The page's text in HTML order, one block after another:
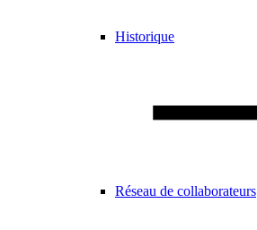
Historique
Réseau de collaborateurs